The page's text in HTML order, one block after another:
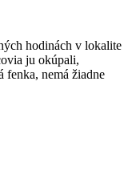
hodinách v lokalite
ju okúpali,
fenka, nemá žiadne